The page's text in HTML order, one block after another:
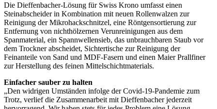
Die Dieffenbacher-Lösung für Swiss Krono umfasst einen
Steinabscheider in Kombination mit neuen Rollenwalzen zur
Reinigung der Mikrohackschnitzel, eine Röntgensortierung zur
Entfernung von nichthölzernen Verunreinigungen aus dem
Spanmaterial, ein Spannwellensieb, das unbrauchbaren Staub vor
dem Trockner abscheidet, Sichtertische zur Reinigung der
Feinanteile von Sand und MDF-Fasern und einen Maier Prallfiner
zur Herstellung des feinen Mittelschichtmaterials.
Einfacher sauber zu halten
„Den widrigen Umständen infolge der Covid-19-Pandemie zum
Trotz, verlief die Zusammenarbeit mit Dieffenbacher jederzeit